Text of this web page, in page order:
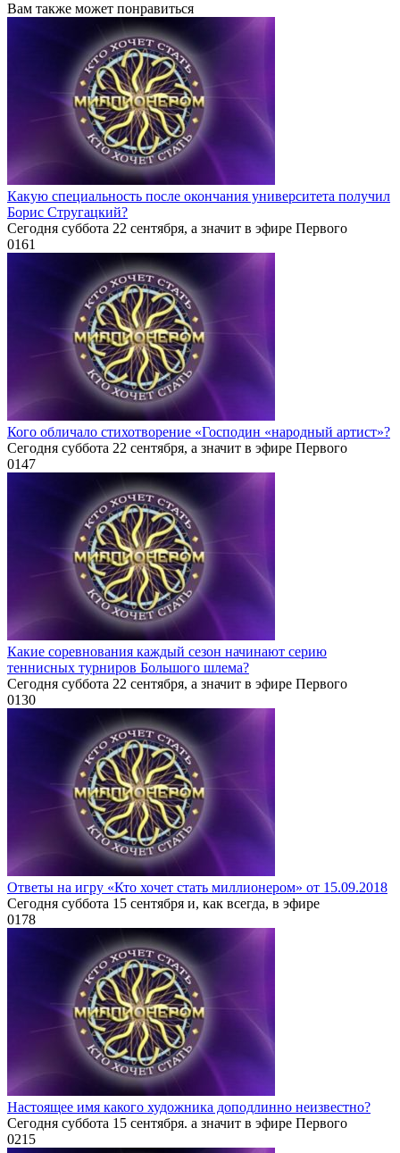
Вам также может понравиться
Какую специальность после окончания университета получил
Борис Стругацкий?
Сегодня суббота 22 сентября, а значит в эфире Первого
0161
Кого обличало стихотворение «Господин «народный артист»?
Сегодня суббота 22 сентября, а значит в эфире Первого
0147
Какие соревнования каждый сезон начинают серию
теннисных турниров Большого шлема?
Сегодня суббота 22 сентября, а значит в эфире Первого
0130
Ответы на игру «Кто хочет стать миллионером» от 15.09.2018
Сегодня суббота 15 сентября и, как всегда, в эфире
0178
Настоящее имя какого художника доподлинно неизвестно?
Сегодня суббота 15 сентября. а значит в эфире Первого
0215